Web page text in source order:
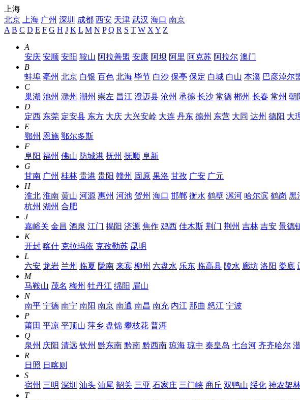
上海
北京
上海 广州 深圳 成都 西安 天津 武汉 海口 南京
A B C D E F G H J K L M N P Q R S T W X Y Z
A
安庆 安顺 安阳 鞍山 阿拉善盟 安康 阿坝 阿里 阿克苏 阿拉尔 澳门
B
蚌埠 亳州 北京 白银 百色 北海 毕节 白沙 保亭 保定 白城 白山 本溪 巴彦淖尔
C
巢湖 池州 滁州 潮州 崇左 昌江 澄迈县 沧州 承德 长沙 常德 郴州 长春 常州 朝
D
定西 东莞 定安县 东方 大庆 大兴安岭 大连 丹东 德州 东营 大同 达州 德阳 大
E
鄂州 恩施 鄂尔多斯
F
阜阳 福州 佛山 防城港 抚州 抚顺 阜新
G
甘南 广州 桂林 贵港 贵阳 赣州 固原 果洛 甘孜 广安 广元
H
淮北 淮南 黄山 河源 惠州 河池 贺州 海口 邯郸 衡水 鹤壁 漯河 哈尔滨 鹤岗 黑
杭州 湖州 合肥
J
嘉峪关 金昌 酒泉 江门 揭阳 济源 焦作 鸡西 佳木斯 荆门 荆州 吉林 吉安 景德
K
开封 喀什 克拉玛依 克孜勒苏 昆明
L
六安 龙岩 兰州 临夏 陇南 来宾 柳州 六盘水 乐东 临高县 陵水 廊坊 洛阳 娄底
M
马鞍山 茂名 梅州 牡丹江 绵阳 眉山
N
南平 宁德 南宁 南阳 南京 南通 南昌 南充 内江 那曲 怒江 宁波
P
莆田 平凉 平顶山 萍乡 盘锦 攀枝花 普洱
Q
泉州 庆阳 清远 钦州 黔东南 黔南 黔西南 琼海 琼中 秦皇岛 七台河 齐齐哈尔
R
日照 日喀则
S
宿州 三明 深圳 汕头 汕尾 韶关 三亚 石家庄 三门峡 商丘 双鸭山 绥化 神农架
T